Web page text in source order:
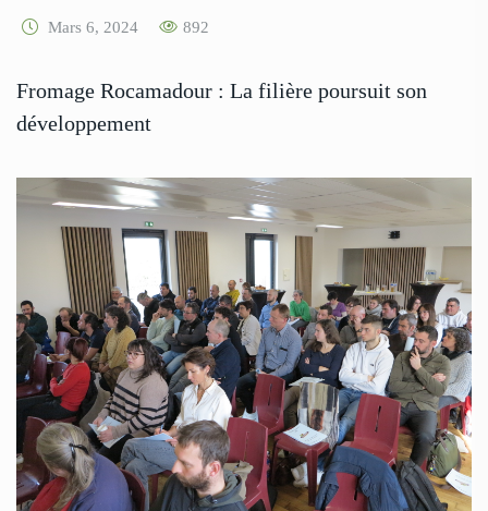
Mars 6, 2024 892
Fromage Rocamadour : La filière poursuit son
développement